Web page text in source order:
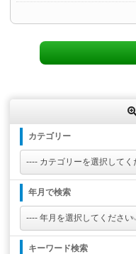
カテゴリー
年月で検索
キーワード検索